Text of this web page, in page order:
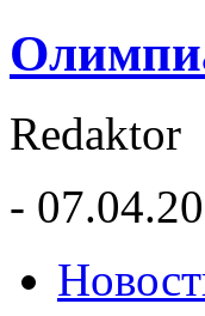
Redaktor
-